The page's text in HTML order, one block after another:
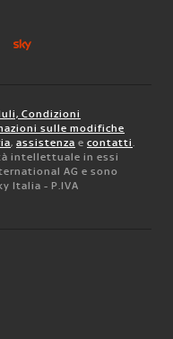
Condizioni
sulle modifiche
, assistenza e contatti.
intellettuale in essi
AG e sono
Italia - P.IVA